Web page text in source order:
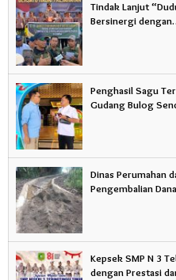
Tindak Lanjut
Bersinergi
Penghasil Sagu
Gudang Bulog
Dinas Perumahan
Pengembalian
Kepsek SMP N 3
dengan Prestasi